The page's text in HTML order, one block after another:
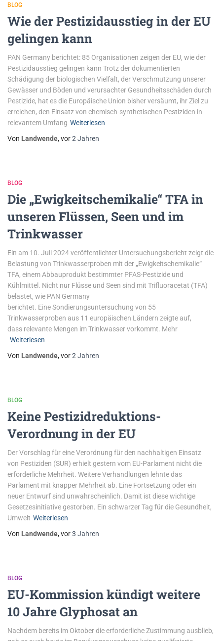
BLOG
Wie der Pestizidausstieg in der EU
gelingen kann
PAN Germany berichtet: 85 Organisationen zeigen der EU, wie der
Pestizidausstieg gelingen kann Trotz der dokumentierten
Schädigung der biologischen Vielfalt, der Verschmutzung unserer
Gewässer und Böden und verursachter Gesundheitsschäden durch
Pestizide, hat es die Europäische Union bisher versäumt, ihr Ziel zu
erreichen, den Einsatz von chemisch-synthetischen Pestiziden in
relevantem Umfang Weiterlesen
Von Landwende, vor2 Jahren
BLOG
Die „Ewigkeitschemikalie“ TFA in
unseren Flüssen, Seen und im
Trinkwasser
Ein am 10. Juli 2024 veröffentlichter Untersuchungsbericht zeigt die
Belastung von Trinkwasserproben mit der „Ewigkeitschemikalie“
TFA, einem Abbauprodukt bestimmter PFAS-Pestizide und
Kühlmittel. Nicht nur Flüsse und Seen sind mit Trifluoracetat (TFA)
belastet, wie PAN Germany
berichtet. Eine Sondierungsuntersuchung von 55
Trinkwasserproben aus 11 europäischen Ländern zeigte auf,
dass relevante Mengen im Trinkwasser vorkommt. Mehr
Weiterlesen
Von Landwende, vor2 Jahren
BLOG
Keine Pestizidreduktions-
Verordnung in der EU
Der Vorschlag für eine Verordnung für den nachhaltigen Einsatz
von Pestiziden (SUR) erhielt gestern vom EU-Parlament nicht die
erforderliche Mehrheit. Weitere Verhandlungen lehnte das
Parlament mit knapper Mehrheit ab. Eine Fortsetzung oder ein
neuer Entwurf sind unwahrscheinlich. Damit ist diese wichtige
Gesetzesinitiative gestorben. Ein schwarzer Tag für die Gesundheit,
Umwelt Weiterlesen
Von Landwende, vor3 Jahren
BLOG
EU-Kommission kündigt weitere
10 Jahre Glyphosat an
Nachdem bereits im Oktober die erforderliche Zustimmung ausblieb,